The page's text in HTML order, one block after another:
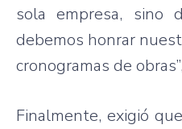
sola empresa, sino
debemos honrar
cronogramas de
Finalmente, exigió